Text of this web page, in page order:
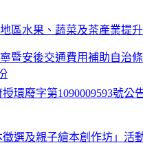
區水果、蔬菜及茶產業提
暨安後交通費用補助自治
環廢字第1090009593號
選及親子繪本創作坊」活